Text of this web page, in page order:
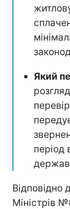
Який
період
Відповідно
Міністрів